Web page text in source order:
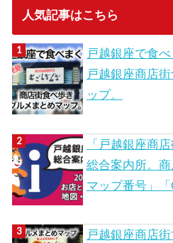
人気記事はこちら
戸越銀座で食
戸越銀座商店
ップ。
「戸越銀座商
総合案内所。
マップ番号」「
戸越銀座商店